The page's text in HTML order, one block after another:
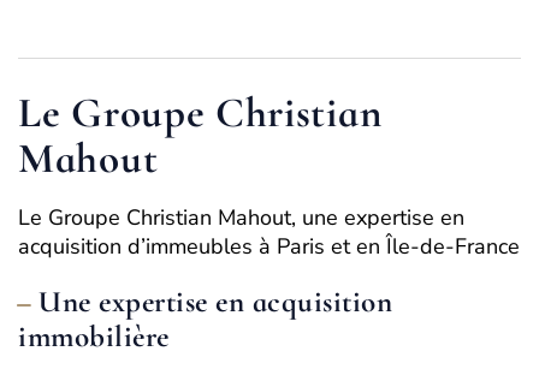
Le Groupe Christian
Mahout
Le Groupe Christian Mahout, une expertise en
acquisition d’immeubles à Paris et en Île-de-France
Une expertise en acquisition
immobilière